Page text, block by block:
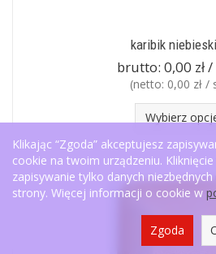
karibik
brutto: 0,00 zł
(netto: 0,00 zł /
Wybierz
Klikając “Zgoda” akceptujesz
cookie na twoim urządzeniu.
zapisywanie tylko danych
strony. Więcej informacji o cookie w
Zgoda